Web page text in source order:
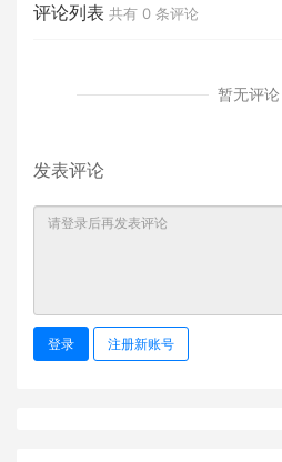
评论列表 共有 0 条评论
暂无评论
发表评论
登录 注册新账号